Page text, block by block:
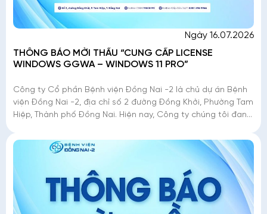
Ngày 16.07.2026
THÔNG BÁO MỜI THẦU “CUNG CẤP LICENSE
WINDOWS GGWA – WINDOWS 11 PRO”
Công ty Cổ phần Bệnh viện Đồng Nai -2 là chủ dự án Bệnh
viện Đồng Nai -2, địa chỉ số 2 đường Đồng Khởi, Phường Tam
Hiệp, Thành phố Đồng Nai. Hiện nay, Công ty chúng tôi đang